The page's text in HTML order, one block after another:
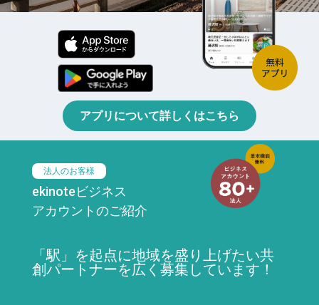
アプリについて詳しくはこちら
法人のお客様
ekinoteビジネス
アカウントのご紹介
「駅」を起点に地域を盛り上げたい共
創パートナーを広く募集しています！